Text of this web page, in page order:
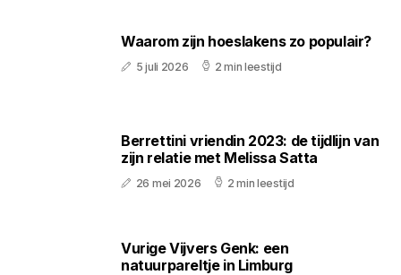
Waarom zijn hoeslakens zo populair?
5 juli 2026 2 min leestijd
Berrettini vriendin 2023: de tijdlijn van
zijn relatie met Melissa Satta
26 mei 2026 2 min leestijd
Vurige Vijvers Genk: een
natuurpareltje in Limburg